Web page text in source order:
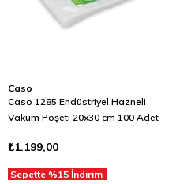
Caso
Caso 1285 Endüstriyel Hazneli
Vakum Poşeti 20x30 cm 100 Adet
₺1.199,00
Sepette %15 İndirim